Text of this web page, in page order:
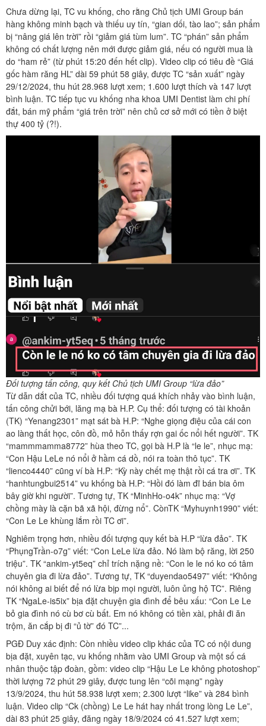
Chưa dừng lại, TC vu khống, cho rằng Chủ tịch UMI Group bán
hàng không minh bạch và thiếu uy tín, “gian dối, tào lao”; sản phẩm
bị “nâng giá lên trời” rồi “giảm giá tùm lum”. TC “phán” sản phẩm
không có chất lượng nên mới được giảm giá, nếu có người mua là
do “ham rẻ” (từ phút 15:20 đến hết clip). Video clip có tiêu đề “Giá
gốc hàm răng HL” dài 59 phút 58 giây, được TC “sản xuất” ngày
29/12/2024, thu hút 28.968 lượt xem; 1.600 lượt thích và 147 lượt
bình luận. TC tiếp tục vu khống nha khoa UMI Dentist làm chi phí
đắt, bán mỹ phẩm “giá trên trời” nên chủ cơ sở mới có tiền ở biệt
thự 400 tỷ (?!).
Đối tượng tấn công, quy kết Chủ tịch UMI Group “lừa đảo”
Từ dẫn dắt của TC, nhiều đối tượng quá khích nhảy vào bình luận,
tấn công chửi bới, lăng mạ bà H.P. Cụ thể: đối tượng có tài khoản
(TK) “Yenang2301” mạt sát bà H.P: “Nghe giọng điệu của cái con
ao làng thất học, côn đồ, mỏ hỗn thấy rợn gai ốc nổi hết người”. TK
“mammmamma8772” hùa theo TC, gọi bà H.P là “le le”, nhục mạ:
“Con Hậu LeLe nó nổi ở hầm cá dồ, nói ra toàn thô tục”. TK
“lienco4440” cũng ví bà H.P: “Kỳ này chết mẹ thật rồi cá tra ơi”. TK
“hanhtungbui2514” vu khống bà H.P: “Hồi đó làm đĩ bán bia ôm
bây giờ khi người”. Tương tự, TK “MinhHo-o4k” nhục mạ: “Vợ
chồng mày là cặn bã xã hội, đừng nổ”. CònTK “Myhuynh1990” viết:
“Con Le Le khùng lắm rồi TC ơi”.
Nghiêm trọng hơn, nhiều đối tượng quy kết bà H.P “lừa đảo”. TK
“PhụngTrần-o7g” viết: “Con LeLe lừa đảo. Nó làm bộ răng, lời 250
triệu”. TK “ankim-yt5eq” chỉ trích nặng nề: “Con le le nó ko có tâm
chuyên gia đi lừa đảo”. Tương tự, TK “duyendao5497” viết: “Không
nói không ai biết để nó lừa bịp mọi người, luôn ủng hộ TC”. Riêng
TK “NgaLe-is5ix” bịa đặt chuyện gia đình để bêu xấu: “Con Le Le
bỏ gia đình nó cù bơ cù bất. Em nó không có tiền xài, phải đi ăn
trộm, ăn cắp bị đi “ủ tờ” đó TC”...
PGĐ Duy xác định: Còn nhiều video clip khác của TC có nội dung
bịa đặt, xuyên tạc, vu khống nhằm vào UMI Group và một số cá
nhân thuộc tập đoàn, gồm: video clip “Hậu Le Le không photoshop”
thời lượng 72 phút 29 giây, được tung lên “cõi mạng” ngày
13/9/2024, thu hút 58.938 lượt xem; 2.300 lượt “like” và 284 bình
luận. Video clip “Ck (chồng) Le Le hát hay nhất trong lòng Le Le”,
dài 83 phút 25 giây, đăng ngày 18/9/2024 có 41.527 lượt xem;